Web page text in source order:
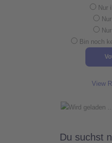
Nur
Bin noch
View
Du suchst